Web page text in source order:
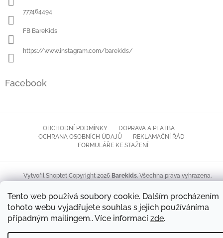
Tento web používá soubory cookie. Dalším procházením
tohoto webu vyjadřujete souhlas s jejich používáníma
případným mailingem.. Více informací zde.
777464494
FB BareKids
https://www.instagram.com/barekids/
Facebook
OBCHODNÍ PODMÍNKY
DOPRAVA A PLATBA
OCHRANA OSOBNÍCH ÚDAJŮ
REKLAMAČNÍ ŘÁD
FORMULÁŘE KE STAŽENÍ
Vytvořil Shoptet Copyright 2026 Barekids. Všechna práva vyhrazena.